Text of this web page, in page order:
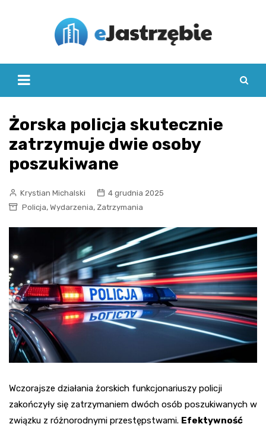
Żorska policja skutecznie
zatrzymuje dwie osoby
poszukiwane
Krystian Michalski
4 grudnia 2025
Policja, Wydarzenia, Zatrzymania
Wczorajsze działania żorskich funkcjonariuszy policji
zakończyły się zatrzymaniem dwóch osób poszukiwanych w
związku z różnorodnymi przestępstwami. Efektywność